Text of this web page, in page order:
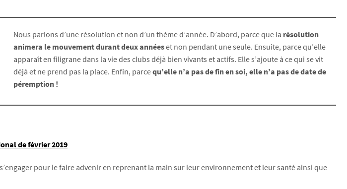
Nous parlons d’une résolution et non d’un thème d’année. D’abord, parce que la résolution
animera le mouvement durant deux annéeset non pendant une seule. Ensuite, parce qu’elle
apparaît en filigrane dans la vie des clubs déjà bien vivants et actifs. Elle s’ajoute à ce qui se vit
déjà et ne prend pas la place. Enfin, parcequ’elle n’a pas de fin en soi, elle n’a pas de date de
péremption !
de février 2019
pour le faire advenir en reprenant la main sur leur environnement et leur santé ainsi que